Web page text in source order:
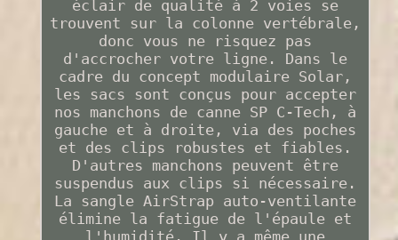
éclair de qualité à 2 voies se
trouvent sur la colonne vertébrale,
donc vous ne risquez pas
d'accrocher votre ligne. Dans le
cadre du concept modulaire Solar,
les sacs sont conçus pour accepter
nos manchons de canne SP C-Tech, à
gauche et à droite, via des poches
et des clips robustes et fiables.
D'autres manchons peuvent être
suspendus aux clips si nécessaire.
La sangle AirStrap auto-ventilante
élimine la fatigue de l'épaule et
l'humidité. Il y a même une